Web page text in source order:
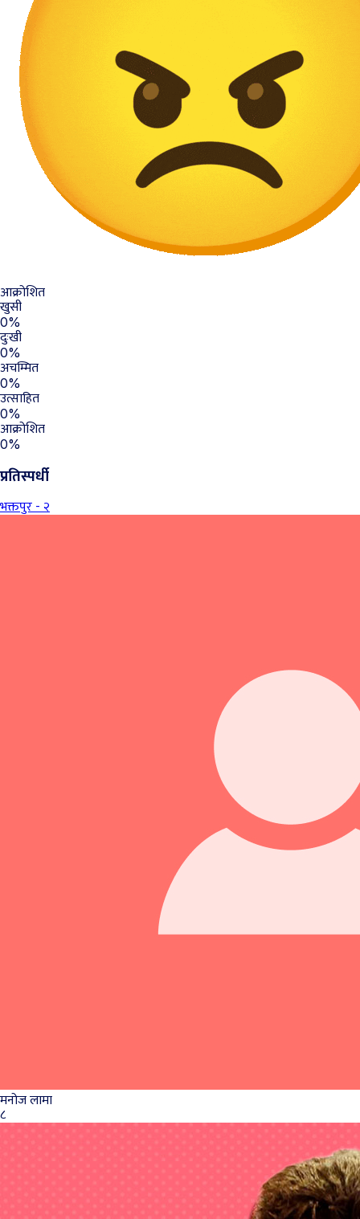
आक्रोशित
खुसी
0%
दुःखी
0%
अचम्मित
0%
उत्साहित
0%
आक्रोशित
0%
प्रतिस्पर्धी
भक्तपुर - २
मनोज लामा
८